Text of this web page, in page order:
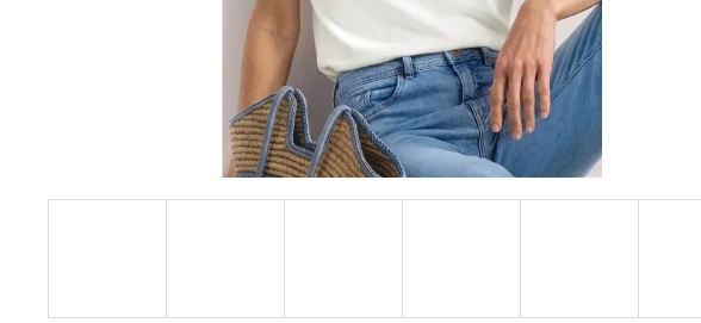
3 490 Kč